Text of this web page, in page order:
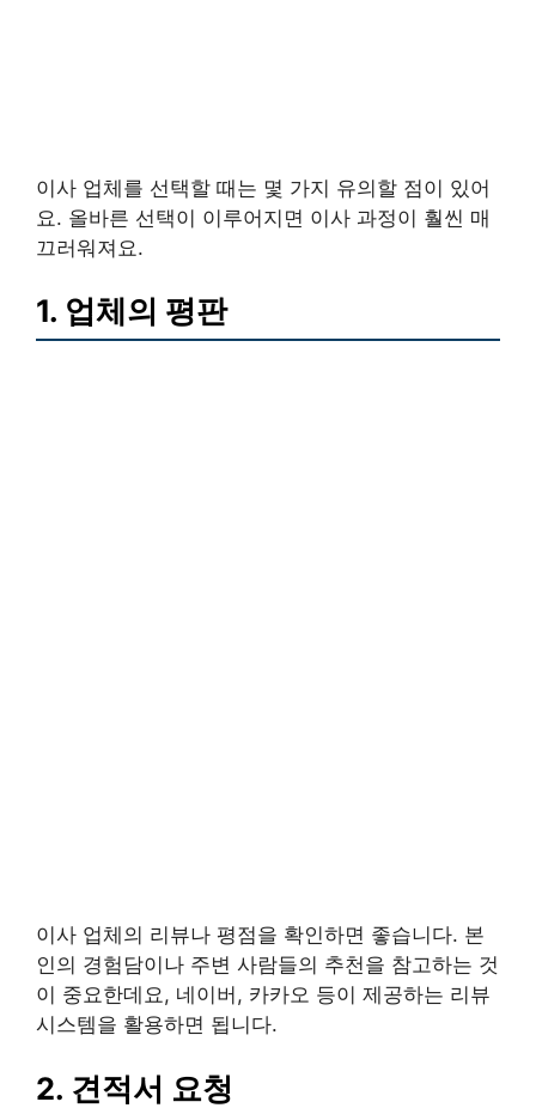
이사 업체를 선택할 때는 몇 가지 유의할 점이 있어
요. 올바른 선택이 이루어지면 이사 과정이 훨씬 매
끄러워져요.
1. 업체의 평판
이사 업체의 리뷰나 평점을 확인하면 좋습니다. 본
인의 경험담이나 주변 사람들의 추천을 참고하는 것
이 중요한데요, 네이버, 카카오 등이 제공하는 리뷰
시스템을 활용하면 됩니다.
2. 견적서 요청